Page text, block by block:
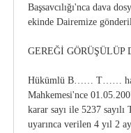
Başsavcılığı'nca dava
ekinde Dairemize
GEREĞİ GÖRÜŞÜLÜP
Hükümlü B…… T……
Mahkemesi'nce
karar sayı ile 5237
uyarınca verilen 4 yıl 2